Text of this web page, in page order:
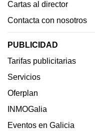
Cartas al director
Contacta con nosotros
PUBLICIDAD
Tarifas publicitarias
Servicios
Oferplan
INMOGalia
Eventos en Galicia